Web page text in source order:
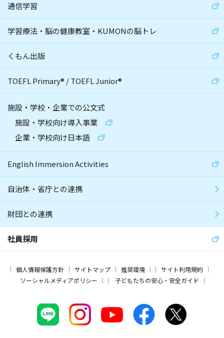
通信学習
学習療法・脳の健康教室・KUMONの脳トレ
くもん出版
TOEFL Primary® /TOEFL Junior®
施設・学校・企業での公文式
施設・学校向け導入事業
企業・学校向け日本語
English Immersion Activities
自治体・省庁との連携
財団との連携
社員採用
個人情報保護方針 サイトマップ 推奨環境
サイト利用規約
ソーシャルメディアポリシー
子どもたちの安心・安全ガイド